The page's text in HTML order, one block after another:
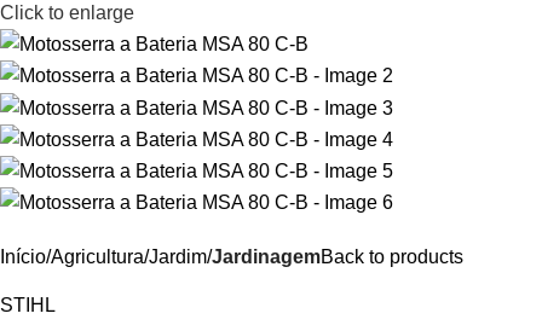
Click to enlarge
Início Agricultura/Jardim JardinagemBack to products
STIHL